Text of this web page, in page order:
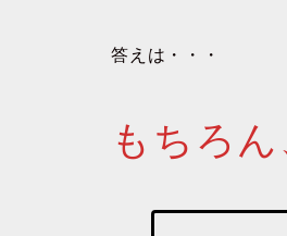
答えは・・・
もちろ